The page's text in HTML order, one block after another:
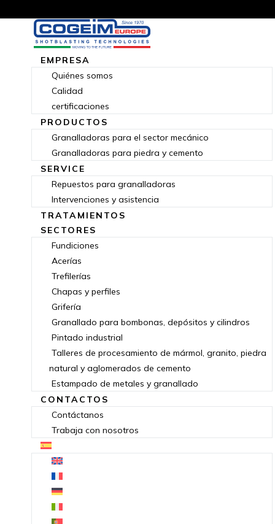
EMPRESA
Quiénes somos
Calidad
certificaciones
PRODUCTOS
Granalladoras para el sector mecánico
Granalladoras para piedra y cemento
SERVICE
Repuestos para granalladoras
Intervenciones y asistencia
TRATAMIENTOS
SECTORES
Fundiciones
Acerías
Trefilerías
Chapas y perfiles
Grifería
Granallado para bombonas, depósitos y cilindros
Pintado industrial
Talleres de procesamiento de mármol, granito, piedra
natural y aglomerados de cemento
Estampado de metales y granallado
CONTACTOS
Contáctanos
Trabaja con nosotros